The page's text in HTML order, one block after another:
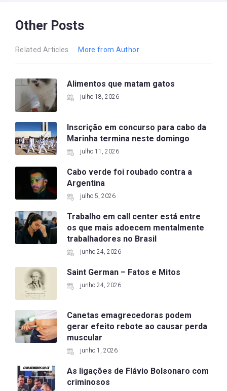
Other Posts
Related Articles More from Author
Alimentos que matam gatos
julho 18, 2026
Inscrição em concurso para cabo da
Marinha termina neste domingo
julho 11, 2026
Cabo verde foi roubado contra a
Argentina
julho 5, 2026
Trabalho em call center está entre
os que mais adoecem mentalmente
trabalhadores no Brasil
junho 24, 2026
Saint German – Fatos e Mitos
junho 24, 2026
Canetas emagrecedoras podem
gerar efeito rebote ao causar perda
muscular
junho 1, 2026
As ligações de Flávio Bolsonaro com
criminosos